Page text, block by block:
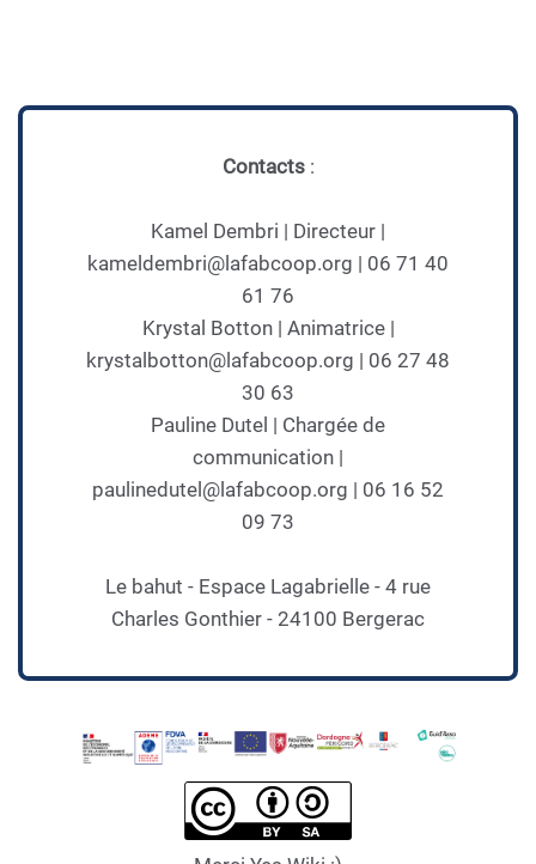
Contacts:
Kamel Dembri | Directeur |
kameldembri@lafabcoop.org | 06 71 40
61 76
Krystal Botton | Animatrice |
krystalbotton@lafabcoop.org | 06 27 48
30 63
Pauline Dutel | Chargée de
communication |
paulinedutel@lafabcoop.org | 06 16 52
09 73
Le bahut - Espace Lagabrielle - 4 rue
Charles Gonthier - 24100 Bergerac